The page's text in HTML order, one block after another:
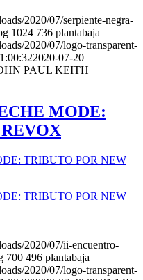
2020/07/serpiente-negra-
1024 736 plantabaja
2020/07/logo-transparent-
2020-07-20
PAUL KEITH
MODE:
2020/07/ii-encuentro-
700 496 plantabaja
2020/07/logo-transparent-